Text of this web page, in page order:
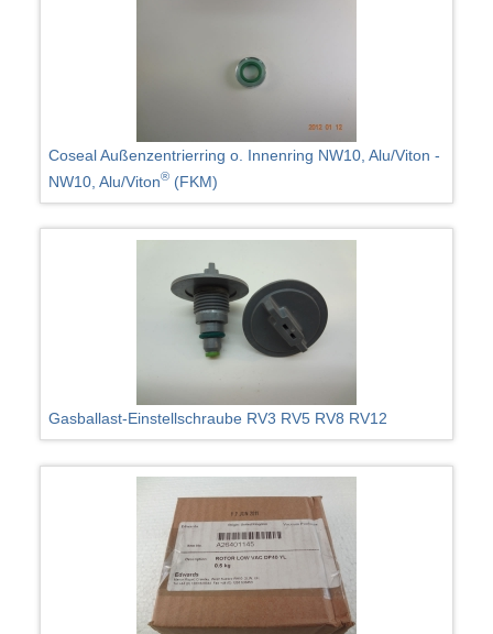
Coseal Außenzentrierring o. Innenring NW10, Alu/Viton -
NW10, Alu/Viton® (FKM)
Gasballast-Einstellschraube RV3 RV5 RV8 RV12